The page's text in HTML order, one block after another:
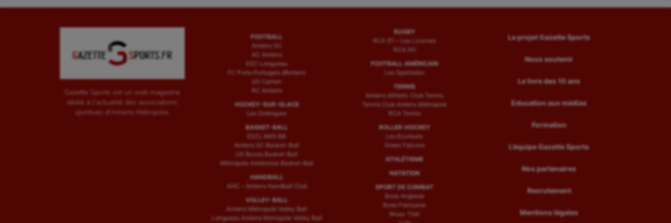
Gazette Sports est un web magazine
dédié à l'actualité des associations
sportives d'Amiens Métropole.
FOOTBALL
Amiens SC
AC Amiens
ESC Longueau
FC Porto Portugais d’Amiens
US Camon
RC Amiens
HOCKEY-SUR-GLACE
Les Gothiques
BASKET-BALL
ESCLAMS BB
Amiens SC Basket-Ball
US Boves Basket-Ball
Métropole Amiénoise Basket-Ball
HANDBALL
AHC – Amiens Handball Club
VOLLEY-BALL
Amiens Métropole Volley Ball
Longueau Amiens Metropole Volley Ball
RUGBY
RCA (F) – Les Licornes
RCA (H)
FOOTBALL AMÉRICAIN
Les Spartiates
TENNIS
Amiens Athletic Club Tennis
Tennis Club Amiens Métropole
RCA Tennis
ROLLER-HOCKEY
Les Ecureuils
Green Falcons
ATHLÉTISME
NATATION
SPORT DE COMBAT
Boxe Anglaise
Boxe Française
Muay Thaï
Le projet Gazette Sports
Nous soutenir
Le livre des 10 ans
Education aux médias
Formation
L’équipe Gazette Sports
Nos partenaires
Recrutement
Mentions légales